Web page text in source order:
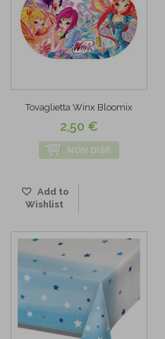
Tovaglietta Winx Bloomix
2,50 €
NON DISP.
Add to
Wishlist